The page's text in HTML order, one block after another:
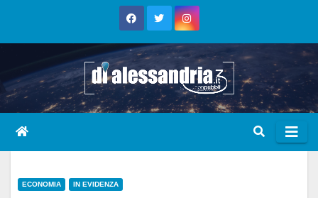
ECONOMIA IN EVIDENZA